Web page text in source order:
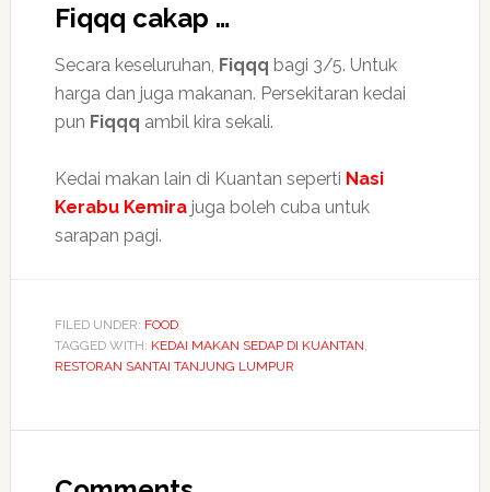
Fiqqq cakap …
Secara keseluruhan, Fiqqq bagi 3/5. Untuk
harga dan juga makanan. Persekitaran kedai
pun Fiqqq ambil kira sekali.
Kedai makan lain di Kuantan seperti Nasi
Kerabu Kemirajuga boleh cuba untuk
sarapan pagi.
FILED UNDER: FOOD
TAGGED WITH: KEDAI MAKAN SEDAP DI KUANTAN,
RESTORAN SANTAI TANJUNG LUMPUR